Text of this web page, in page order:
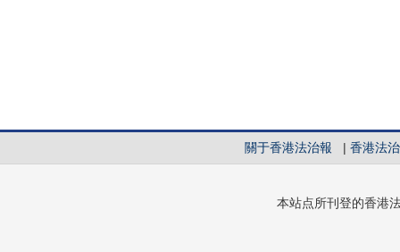
關于香港法治報 | 香港法
本站点所刊登的香港